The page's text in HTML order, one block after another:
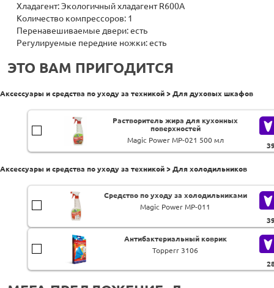
Хладагент: Экологичный хладагент R600A
Количество компрессоров: 1
Перенавешиваемые двери: есть
Регулируемые передние ножки: есть
ЭТО ВАМ ПРИГОДИТСЯ
Аксессуары и средства по уходу за техникой > Для духовых шкафов
Растворитель жира для кухонных
поверхностей
Magic Power MP-021 500 мл
Аксессуары и средства по уходу за техникой > Для холодильников
Средство по уходу за холодильниками
Magic Power MP-011
Антибактериальный коврик
Topperr 3106